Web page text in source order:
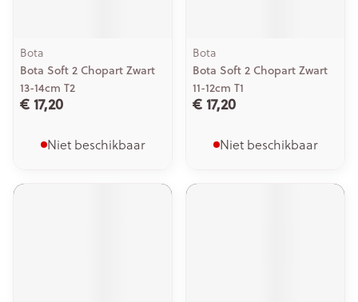
Bota
Bota Soft 2 Chopart Zwart
13-14cm T2
€ 17,20
Niet beschikbaar
Bota
Bota Soft 2 Chopart Zwart
11-12cm T1
€ 17,20
Niet beschikbaar